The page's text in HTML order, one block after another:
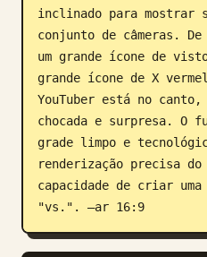
inclinado para mostrar
conjunto de câmeras.
um grande ícone de
grande ícone de X
YouTuber está no canto,
chocada e surpresa. O
grade limpo e
renderização precisa
capacidade de criar
"vs.". –ar 16:9